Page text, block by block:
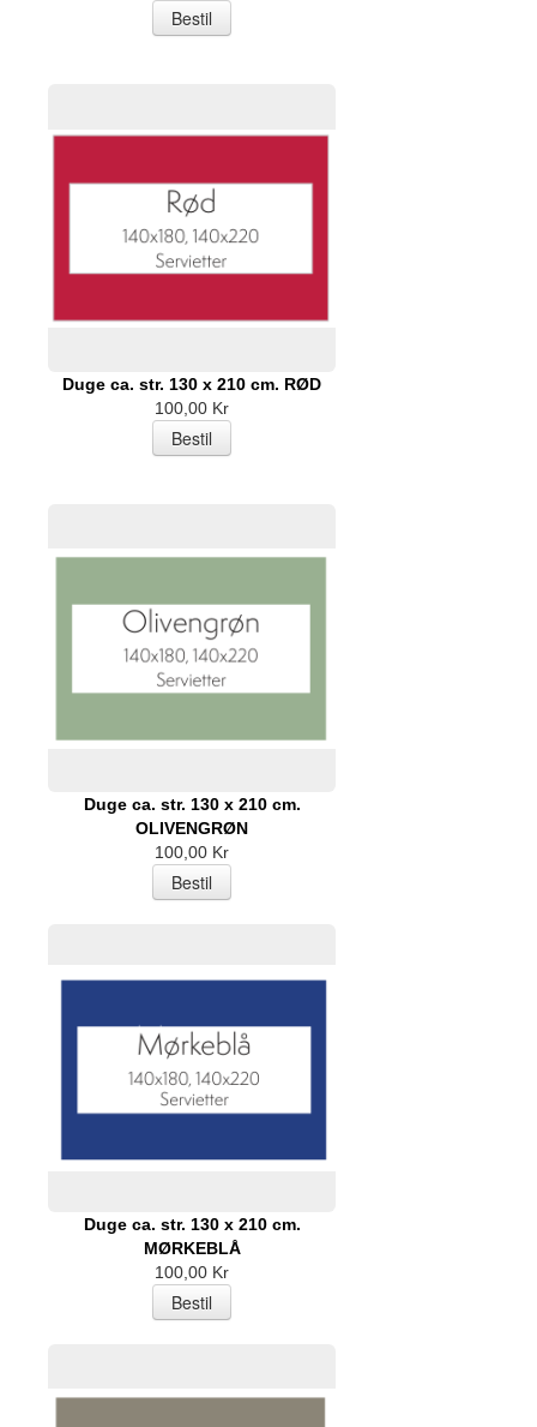
Duge ca. str. 130 x 210 cm. RØD
100,00 Kr
Duge ca. str. 130 x 210 cm.
OLIVENGRØN
100,00 Kr
Duge ca. str. 130 x 210 cm.
MØRKEBLÅ
100,00 Kr